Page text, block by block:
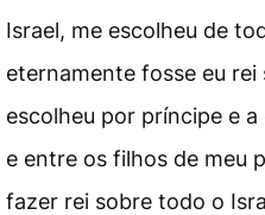
Israel, me escolheu de
eternamente fosse eu rei
escolheu por príncipe e a
e entre os filhos de meu
fazer rei sobre todo o